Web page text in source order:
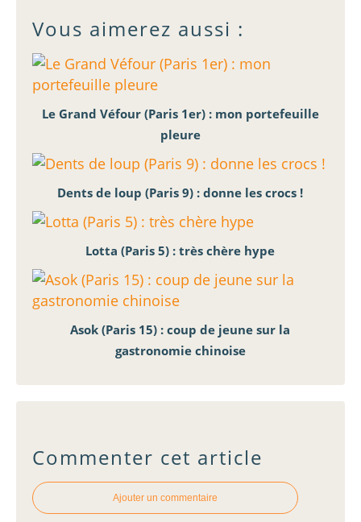
Vous aimerez aussi :
Le Grand Véfour (Paris 1er) : mon portefeuille
pleure
Dents de loup (Paris 9) : donne les crocs !
Lotta (Paris 5) : très chère hype
Asok (Paris 15) : coup de jeune sur la
gastronomie chinoise
Commenter cet article
Ajouter un commentaire